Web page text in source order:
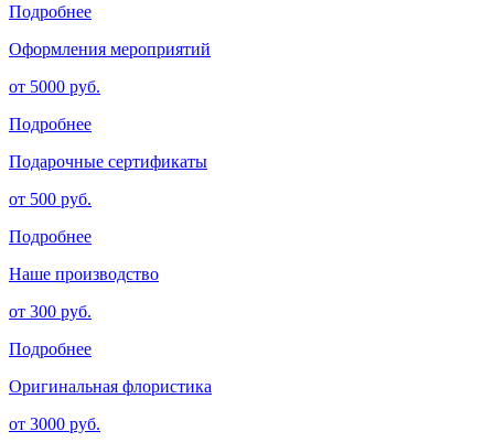
Подробнее
Оформления мероприятий
от 5000 руб.
Подробнее
Подарочные сертификаты
от 500 руб.
Подробнее
Наше производство
от 300 руб.
Подробнее
Оригинальная флористика
от 3000 руб.